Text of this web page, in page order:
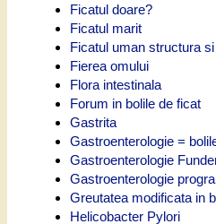
Ficatul doare?
Ficatul marit
Ficatul uman structura
Fierea omului
Flora intestinala
Forum in bolile de ficat
Gastrita
Gastroenterologie =
Gastroenterologie
Gastroenterologie
Greutatea modificata in
Helicobacter Pylori